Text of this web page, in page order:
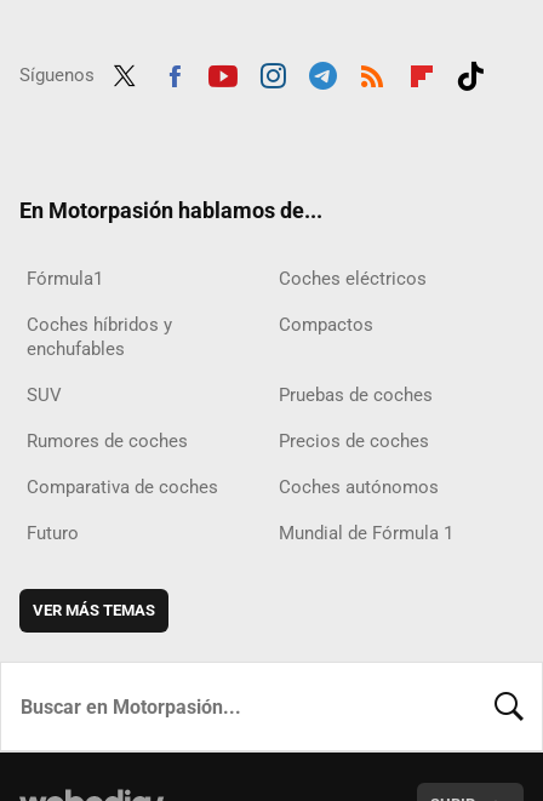
Síguenos
En Motorpasión hablamos de...
Fórmula1 Coches eléctricos
Coches híbridos y
enchufables
Compactos
SUV Pruebas de coches
Rumores de coches Precios de coches
Comparativa de coches Coches autónomos
Futuro Mundial de Fórmula 1
VER MÁS TEMAS